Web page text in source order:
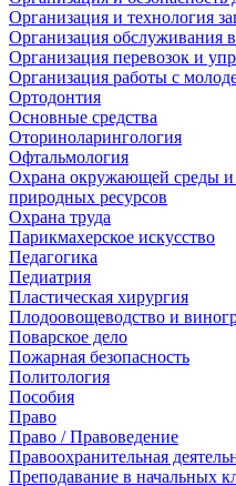
Организация и технология
Организация обслуживания
Организация перевозок и
Организация работы с
Ортодонтия
Основные средства
Оториноларингология
Офтальмология
Охрана окружающей среды и
природных ресурсов
Охрана труда
Парикмахерское искусство
Педагогика
Педиатрия
Пластическая хирургия
Плодоовощеводство и
Поварское дело
Пожарная безопасность
Политология
Пособия
Право
Право / Правоведение
Правоохранительная
Преподавание в начальных